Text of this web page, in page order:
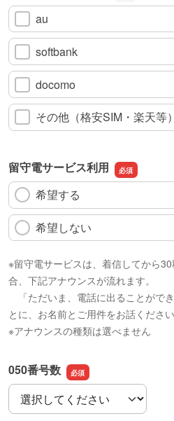
au
softbank
docomo
その他（格安SIM・楽天等）
留守電サービス利用
希望する
希望しない
※留守電サービスは、着信してから
合、下記アナウンスが流れます。
「ただいま、電話に出ることがで
とに、お名前とご用件をお話ください
※アナウンスの種類は選べません
050番号数
050番号数